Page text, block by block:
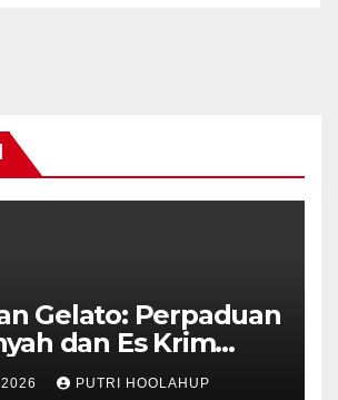
Gelato: Perpaduan
dan Es Krim
Menggoda
PUTRI HOOLAHUP